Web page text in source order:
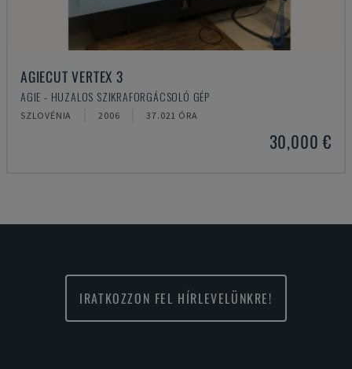
AGIECUT VERTEX 3
AGIE - HUZALOS SZIKRAFORGÁCSOLÓ GÉP
SZLOVÉNIA 2006 37.021 ÓRA
30,000 €
IRATKOZZON FEL HÍRLEVELÜNKRE!